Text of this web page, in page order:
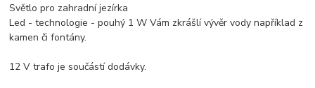
Světlo pro zahradní jezírka
Led - technologie - pouhý 1 W Vám zkrášlí vývěr vody například z
kamen či fontány.
12 V trafo je součástí dodávky.